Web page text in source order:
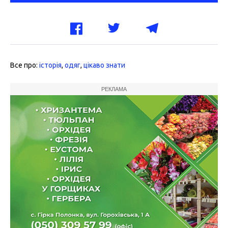
Все про: історія, одяг, цікаво знати
РЕКЛАМА